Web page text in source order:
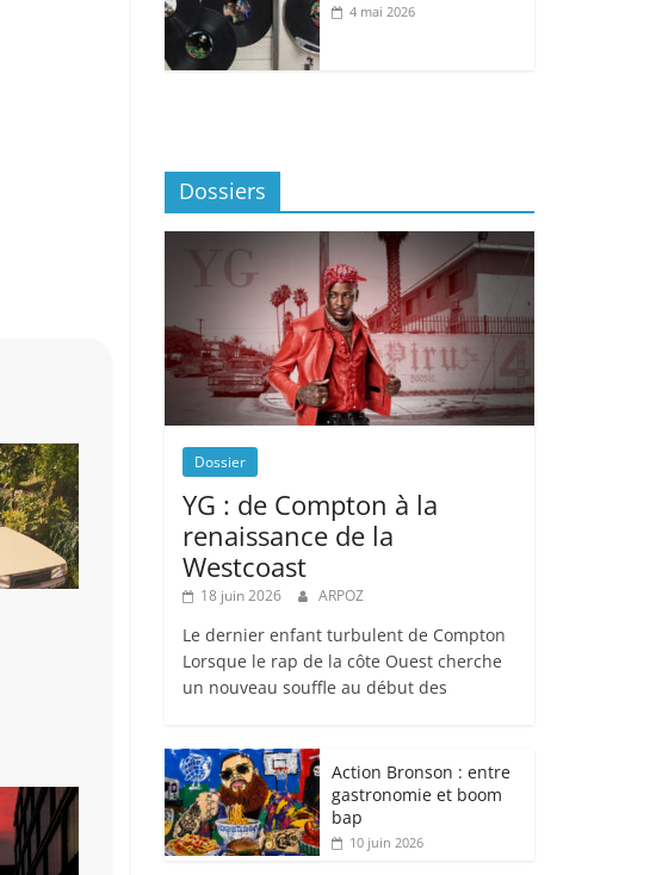
4 mai 2026
Dossiers
Dossier
YG : de Compton à la
renaissance de la
Westcoast
18 juin 2026 ARPOZ
Le dernier enfant turbulent de Compton
Lorsque le rap de la côte Ouest cherche
un nouveau souffle au début des
Action Bronson : entre
gastronomie et boom
bap
10 juin 2026